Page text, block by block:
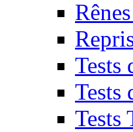
Tests
Tests
Tests